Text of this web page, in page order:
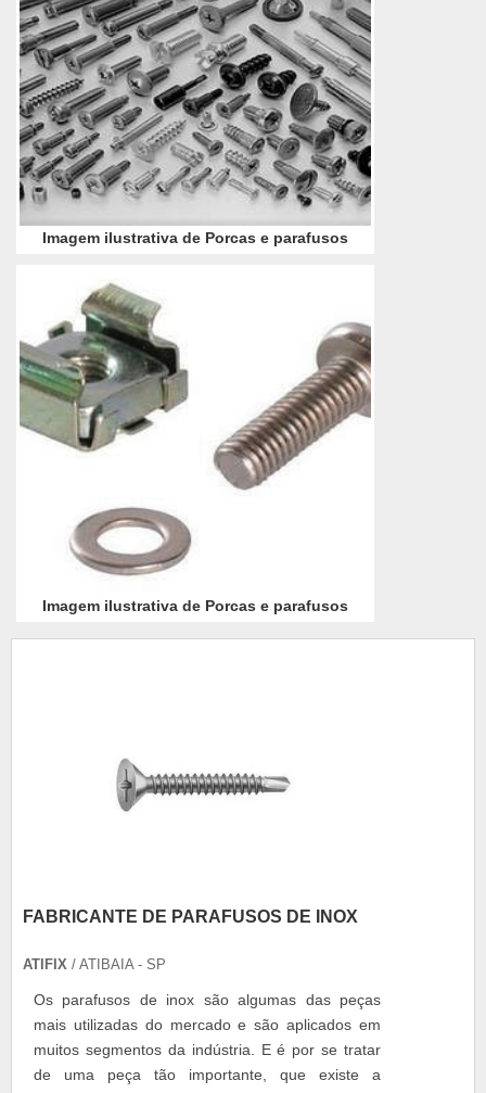
Imagem ilustrativa de Porcas e parafusos
Imagem ilustrativa de Porcas e parafusos
FABRICANTE DE PARAFUSOS DE INOX
ATIFIX / ATIBAIA - SP
Os parafusos de inox são algumas das peças
mais utilizadas do mercado e são aplicados em
muitos segmentos da indústria. E é por se tratar
de uma peça tão importante, que existe a